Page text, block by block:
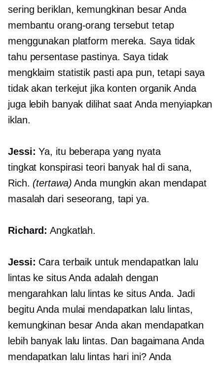
sering beriklan, kemungkinan besar Anda
membantu orang-orang tersebut tetap
menggunakan platform mereka. Saya tidak
tahu persentase pastinya. Saya tidak
mengklaim statistik pasti apa pun, tetapi saya
tidak akan terkejut jika konten organik Anda
juga lebih banyak dilihat saat Anda menyiapkan
iklan.
Jessi: Ya, itu beberapa yang nyata
tingkat konspirasi teori banyak hal di sana,
Rich. (tertawa) Anda mungkin akan mendapat
masalah dari seseorang, tapi ya.
Richard: Angkatlah.
Jessi: Cara terbaik untuk mendapatkan lalu
lintas ke situs Anda adalah dengan
mengarahkan lalu lintas ke situs Anda. Jadi
begitu Anda mulai mendapatkan lalu lintas,
kemungkinan besar Anda akan mendapatkan
lebih banyak lalu lintas. Dan bagaimana Anda
mendapatkan lalu lintas hari ini? Anda